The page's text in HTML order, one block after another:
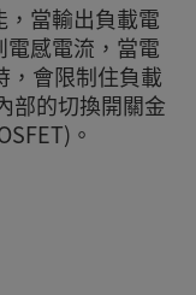
當輸出負載電
電感電流，當電
，會限制住負載
部的切換開關金
。